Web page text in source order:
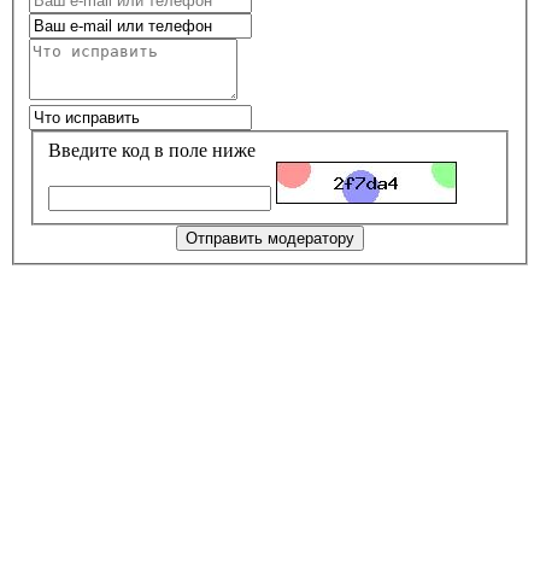
Введите код в поле ниже
Отправить модератору